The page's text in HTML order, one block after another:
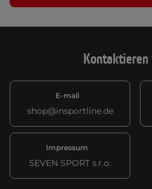
Kontaktieren
E-mail
shop@insportline.de
Impressum
SEVEN SPORT s.r.o.